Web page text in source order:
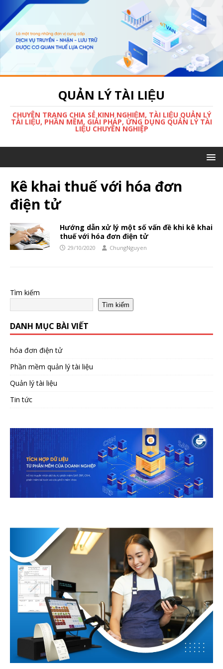
QUẢN LÝ TÀI LIỆU
CHUYÊN TRANG CHIA SẺ KINH NGHIỆM, TÀI LIỆU QUẢN LÝ
TÀI LIỆU, PHẦN MỀM, GIẢI PHÁP, ỨNG DỤNG QUẢN LÝ TÀI
LIỆU CHUYÊN NGHIỆP
Kê khai thuế với hóa đơn
điện tử
Hướng dẫn xử lý một số vấn đề khi kê khai
thuế với hóa đơn điện tử
29/10/2020 ChungNguyen
Tìm kiếm
Tìm kiếm
DANH MỤC BÀI VIẾT
hóa đơn điện tử
Phần mềm quản lý tài liệu
Quản lý tài liệu
Tin tức